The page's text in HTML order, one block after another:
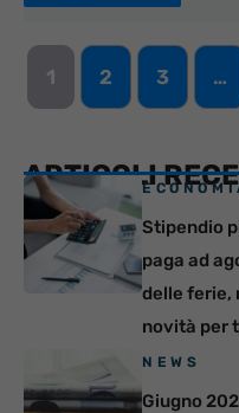
1 2 3 …
ARTICOLI
Stipendio
paga ad
delle ferie,
novità per
NEWS
Giugno